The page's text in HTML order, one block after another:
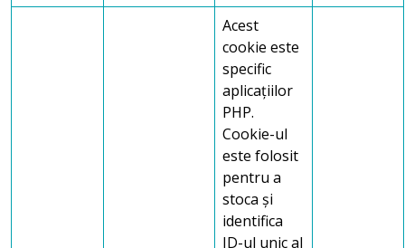
Acest
cookie este
specific
aplicațiilor
PHP.
Cookie-ul
este folosit
pentru a
stoca și
identifica
ID-ul unic al